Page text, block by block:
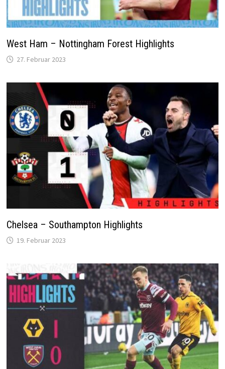
West Ham – Nottingham Forest Highlights
27. Februar 2023
Chelsea – Southampton Highlights
19. Februar 2023